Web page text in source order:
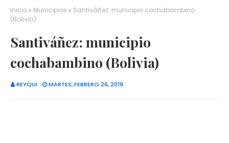
Inicio Municipios
Santiváñez: municipio cochabambino
(Bolivia)
Santiváñez: municipio
cochabambino (Bolivia)
REYQUI MARTES, FEBRERO 26, 2019